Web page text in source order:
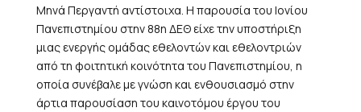
Μηνά Περγαντή αντίστοιχα. Η παρουσία του Ιονίου
Πανεπιστημίου στην 88η ΔΕΘ είχε την υποστήριξη
μιας ενεργής ομάδας εθελοντών και εθελοντριών
από τη φοιτητική κοινότητα του Πανεπιστημίου, η
οποία συνέβαλε με γνώση και ενθουσιασμό στην
άρτια παρουσίαση του καινοτόμου έργου του